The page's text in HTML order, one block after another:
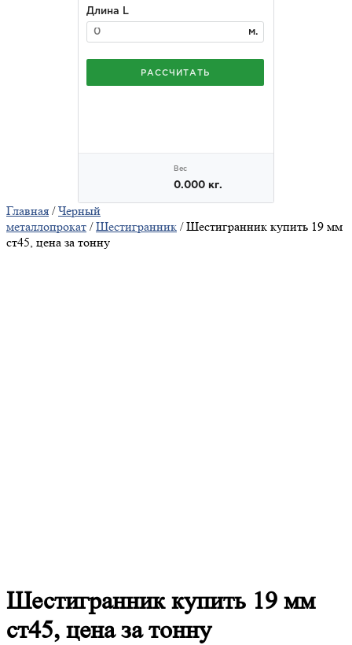
Главная /Черный
металлопрокат /Шестигранник / Шестигранник купить 19 мм
ст45, цена за тонну
Шестигранниккупить 19 мм
ст45, цена за тонну